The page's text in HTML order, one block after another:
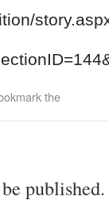
the